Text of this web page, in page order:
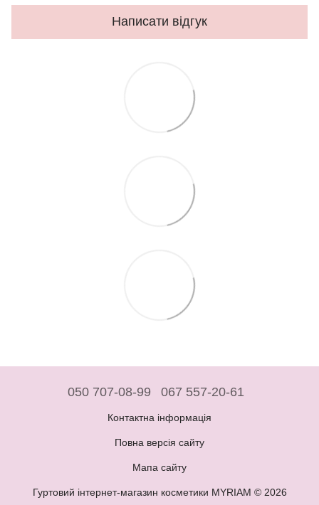
Написати відгук
050 707-08-99 067 557-20-61
Контактна інформація
Повна версія сайту
Мапа сайту
Гуртовий інтернет-магазин косметики MYRIAM © 2026